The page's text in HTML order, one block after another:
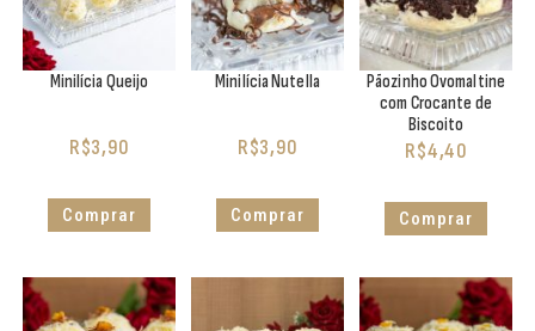
Minilícia Queijo
R$3,90
Comprar
Minilícia Nutella
R$3,90
Comprar
Pãozinho Ovomaltine
com Crocante de
Biscoito
R$4,40
Comprar